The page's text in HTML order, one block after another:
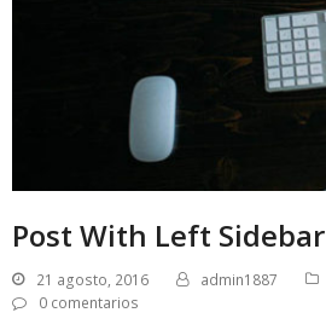
Post With Left Sidebar
21 agosto, 2016 admin1887
0 comentarios